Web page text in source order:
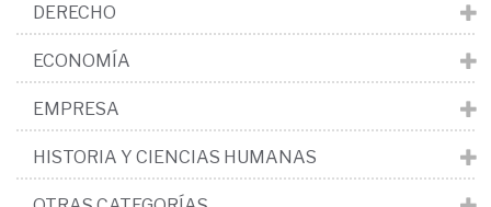
DERECHO
ECONOMÍA
EMPRESA
HISTORIA Y CIENCIAS HUMANAS